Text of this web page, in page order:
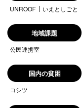
UNROOF いえとしごと
地域課題
公民連携室
国内の貧困
コシツ